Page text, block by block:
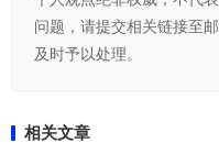
问题，请提交相关链接至
及时予以处理。
相关文章